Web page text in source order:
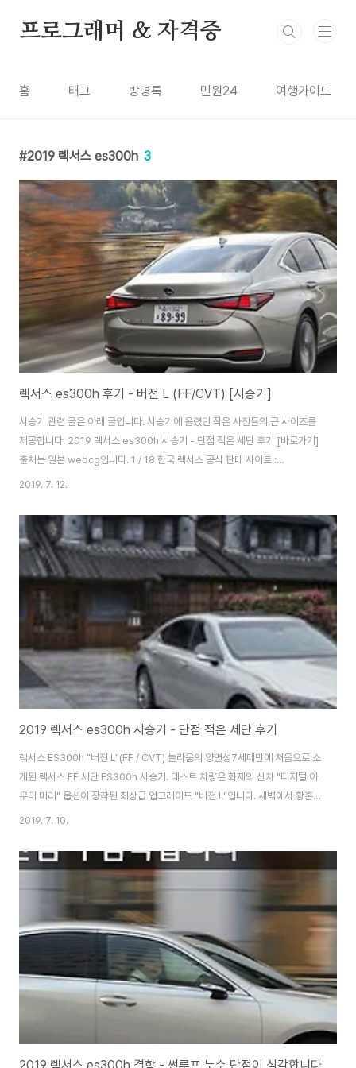
프로그래머 & 자격증
홈 태그 방명록 민원24 여행가이드
2019 렉서스 es300h 3
렉서스 es300h 후기 - 버전 L (FF/CVT) [시승기]
시승기 관련 글은 아래 글입니다. 시승기에 올렸던 작은 사진들의 큰 사이즈를
제공합니다. 2019 렉서스 es300h 시승기 - 단점 적은 세단 후기 [바로가기]
출처는 일본 webcg입니다. 1 / 18 한국 렉서스 공식 판매 사이트 :
EXPERIENCE AMAZING [바로가기] 2 / 18 전장 4975mm, 전폭
는 2870mm. 3 / 18 헤드램프(전조등) 유닛. 프런트 마스크는 플래그십 세단
"LS"와 비슷. "버전 L"에서는 트리플 풀(3안(눈 3개)) LED 램프가 기본으로
장착된다. 4 / 18 리어 콤비네이션 램프는 전 차량에 풀 LED가 표준. 브레이크
등은 L 자형으로 점등. 5 / 18 자동차 측면에..
2019. 7. 12.
2019 렉서스 es300h 시승기 - 단점 적은 세단 후기
렉서스 ES300h "버전 L"(FF / CVT) 놀라움의 양면성7세대만에 처음으로 소
개된 렉서스 FF 세단 ES300h 시승기. 테스트 차량은 화제의 신차 "디지털 아
우터 미러" 옵션이 장착된 최상급 업그레이드 "버전 L"입니다. 새벽에서 황혼
까지 긴 드라이브에서 드러난 이 자동차의 양면성은 무엇일까요? FF 레이아웃
렉서스 ES. 해외 시장에서는 플래그십 세단 LS와 함께, "렉서스에서 역사가 가
장 긴 브랜드"이기도 합니다. 일본에선 렉서스 브랜드가 확장되기 전에 "토요
타 윈덤"이 인기를 얻어 판매된 적이 있습니다. 일본에서 처음 출시되는 ES는
"윈덤의 부활"이라고도 소개되는 당당한 모습이 인상적인 세단입니다.
(es30..
2019. 7. 10.